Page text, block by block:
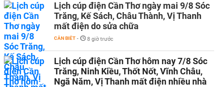
Lịch cúp điện Cần Thơ ngày mai 9/8 Sóc
Trăng, Kế Sách, Châu Thành, Vị Thanh
mất điện do sửa chữa
CẦN BIẾT - 8 giờ trước
Lịch cúp điện Cần Thơ hôm nay 7/8 Sóc
Trăng, Ninh Kiều, Thốt Nốt, Vĩnh Châu,
Ngã Năm, Vị Thanh mất điện nhiều nhà